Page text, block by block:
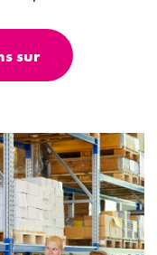
sur